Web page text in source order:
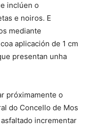
inclúen o
e noiros. E
mediante
aplicación de 1 cm
presentan unha
próximamente o
do Concello de Mos
incrementar